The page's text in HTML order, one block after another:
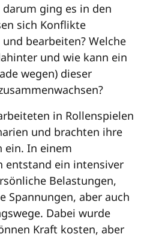
ging es in den
sich Konflikte
bearbeiten? Welche
und wie kann ein
wegen) dieser
in Rollenspielen
und brachten ihre
ein. In einem
entstand ein intensiver
Belastungen,
Spannungen, aber auch
Dabei wurde
Kraft kosten, aber